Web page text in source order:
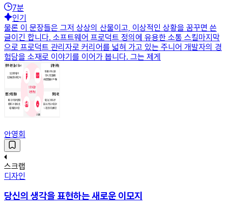
7분
인기
물론 이 문장들은 그저 상상의 산물이고, 이상적인 상황을 꿈꾸면 쓴
글이긴 합니다. 소프트웨어 프로덕트 정의에 유용한 소통 스킬마지막
으로 프로덕트 관리자로 커리어를 넓혀 가고 있는 주니어 개발자의 경
험담을 소재로 이야기를 이어가 봅니다. 그는 제게
안영회
스크랩
디자인
당신의 생각을 표현하는 새로운 이모지